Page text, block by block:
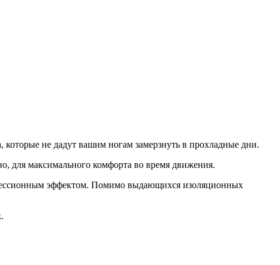
не дадут вашим ногам замерзнуть в прохладные дни.
для максимального комфорта во время движения.
эффектом. Помимо выдающихся изоляционных